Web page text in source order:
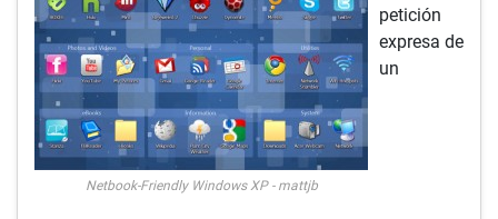
Netbook-Friendly Windows XP - mattjb
petición
expresa de
un